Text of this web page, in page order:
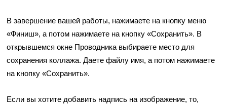
В завершение вашей работы, нажимаете на кнопку меню
«Финиш», а потом нажимаете на кнопку «Сохранить». В
открывшемся окне Проводника выбираете место для
сохранения коллажа. Даете файлу имя, а потом нажимаете
на кнопку «Сохранить».
Если вы хотите добавить надпись на изображение, то,